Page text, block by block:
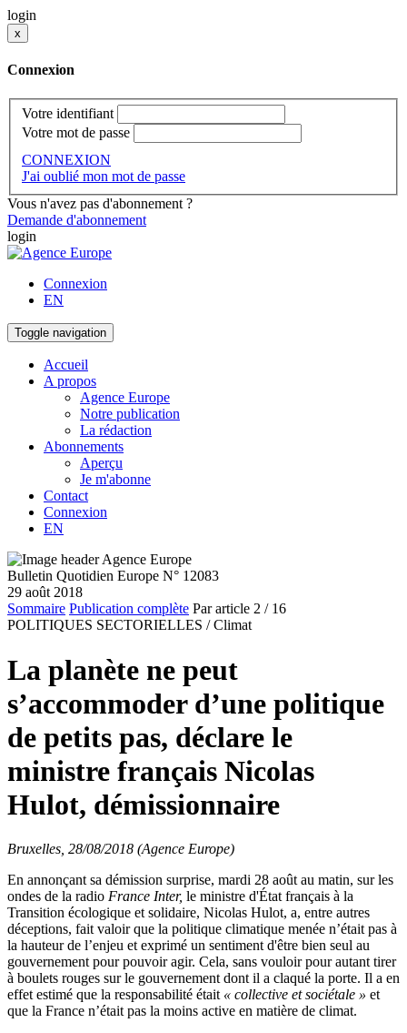
login
x
Connexion
Votre identifiant
Votre mot de passe
CONNEXION
J'ai oublié mon mot de passe
Vous n'avez pas d'abonnement ?
Demande d'abonnement
login
Connexion
EN
Toggle navigation
Accueil
A propos
Agence Europe
Notre publication
La rédaction
Abonnements
Aperçu
Je m'abonne
Contact
Connexion
EN
Bulletin Quotidien Europe N° 12083
29 août 2018
Sommaire Publication complète Par article 2 / 16
POLITIQUES SECTORIELLES / Climat
La planète ne peut
s’accommoder d’une politique
de petits pas, déclare le
ministre français Nicolas
Hulot, démissionnaire
Bruxelles, 28/08/2018 (Agence Europe)
En annonçant sa démission surprise, mardi 28 août au matin, sur les
ondes de la radio France Inter, le ministre d'État français à la
Transition écologique et solidaire, Nicolas Hulot, a, entre autres
déceptions, fait valoir que la politique climatique menée n’était pas à
la hauteur de l’enjeu et exprimé un sentiment d'être bien seul au
gouvernement pour pouvoir agir. Cela, sans vouloir pour autant tirer
à boulets rouges sur le gouvernement dont il a claqué la porte. Il a en
effet estimé que la responsabilité était « collective et sociétale » et
que la France n’était pas la moins active en matière de climat.